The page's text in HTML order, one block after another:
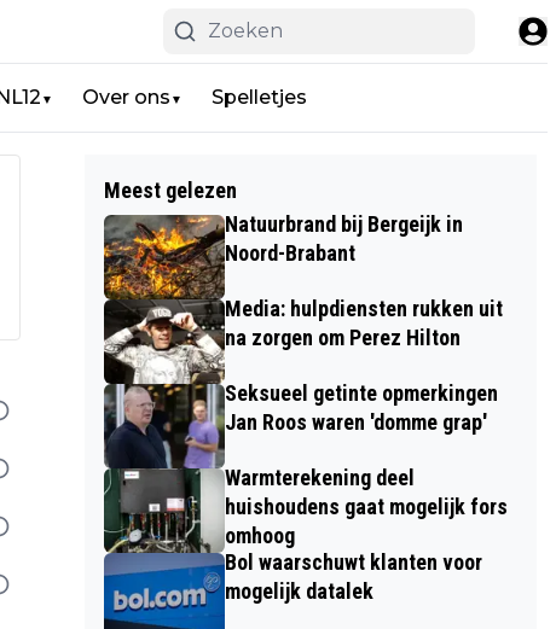
▼ Over ons ▼ Spelletjes
Meest gelezen
Natuurbrand bij Bergeijk in
Noord-Brabant
Media: hulpdiensten rukken uit
na zorgen om Perez Hilton
Seksueel getinte opmerkingen
Jan Roos waren 'domme grap'
Warmterekening deel
huishoudens gaat mogelijk fors
omhoog
Bol waarschuwt klanten voor
mogelijk datalek